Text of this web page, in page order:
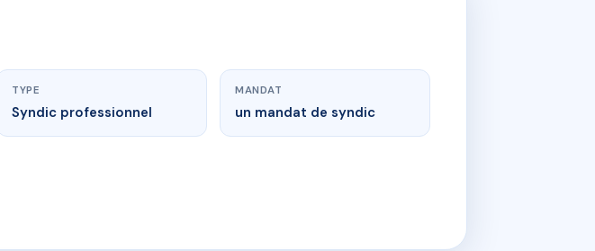
TYPE
Syndic professionnel
MANDAT
un mandat de syndic